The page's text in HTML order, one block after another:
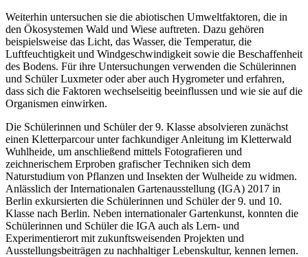
Weiterhin untersuchen sie die abiotischen Umweltfaktoren, die in
den Ökosystemen Wald und Wiese auftreten. Dazu gehören
beispielsweise das Licht, das Wasser, die Temperatur, die
Luftfeuchtigkeit und Windgeschwindigkeit sowie die Beschaffenheit
des Bodens. Für ihre Untersuchungen verwenden die Schülerinnen
und Schüler Luxmeter oder aber auch Hygrometer und erfahren,
dass sich die Faktoren wechselseitig beeinflussen und wie sie auf die
Organismen einwirken.
Die Schülerinnen und Schüler der 9. Klasse absolvieren zunächst
einen Kletterparcour unter fachkundiger Anleitung im Kletterwald
Wuhlheide, um anschließend mittels Fotografieren und
zeichnerischem Erproben grafischer Techniken sich dem
Naturstudium von Pflanzen und Insekten der Wulheide zu widmen.
Anlässlich der Internationalen Gartenausstellung (IGA) 2017 in
Berlin exkursierten die Schülerinnen und Schüler der 9. und 10.
Klasse nach Berlin. Neben internationaler Gartenkunst, konnten die
Schülerinnen und Schüler die IGA auch als Lern- und
Experimentierort mit zukunftsweisenden Projekten und
Ausstellungsbeiträgen zu nachhaltiger Lebenskultur, kennen lernen.